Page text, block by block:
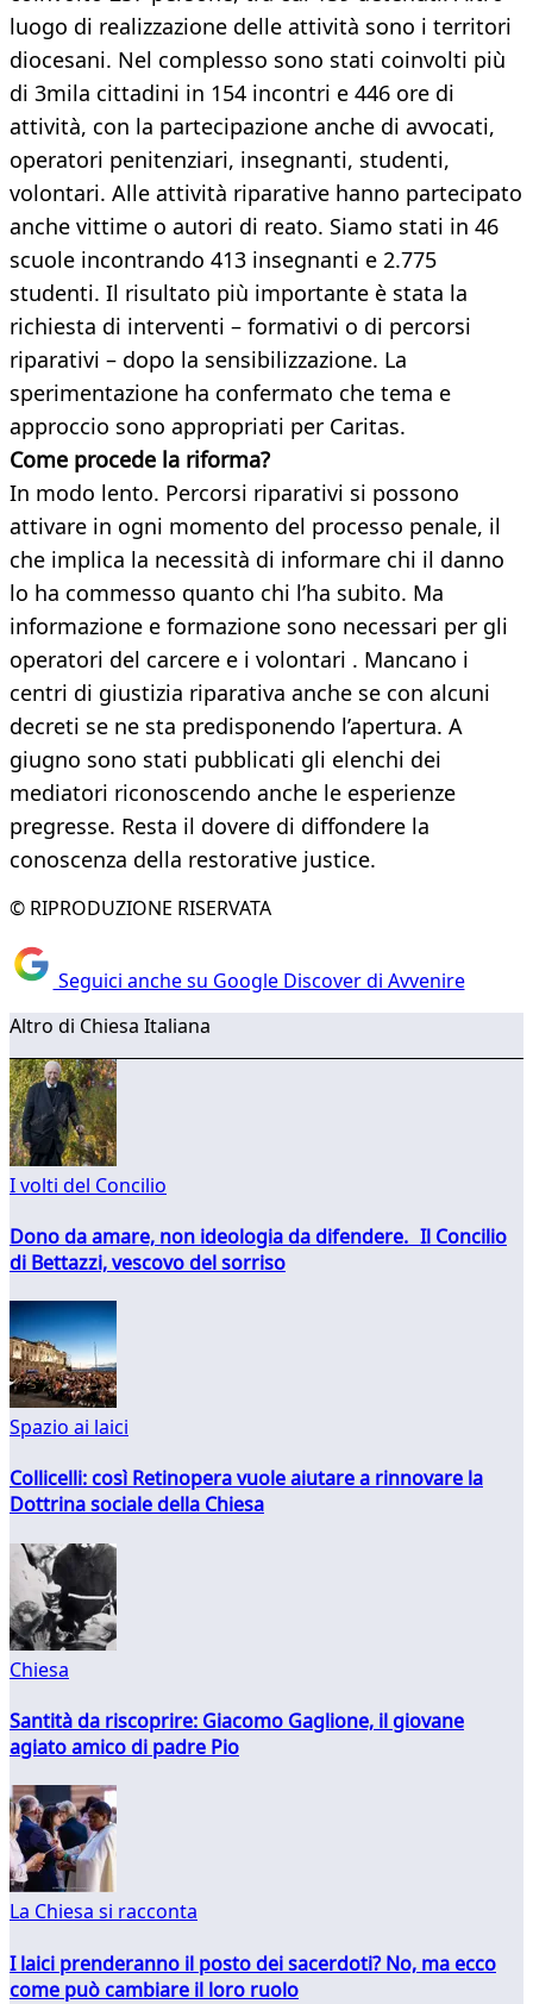
luogo di realizzazione delle attività sono i territori
diocesani. Nel complesso sono stati coinvolti più
di 3mila cittadini in 154 incontri e 446 ore di
attività, con la partecipazione anche di avvocati,
operatori penitenziari, insegnanti, studenti,
volontari. Alle attività riparative hanno partecipato
anche vittime o autori di reato. Siamo stati in 46
scuole incontrando 413 insegnanti e 2.775
studenti. Il risultato più importante è stata la
richiesta di interventi – formativi o di percorsi
riparativi – dopo la sensibilizzazione. La
sperimentazione ha confermato che tema e
approccio sono appropriati per Caritas.
Come procede la riforma?
In modo lento. Percorsi riparativi si possono
attivare in ogni momento del processo penale, il
che implica la necessità di informare chi il danno
lo ha commesso quanto chi l’ha subito. Ma
informazione e formazione sono necessari per gli
operatori del carcere e i volontari . Mancano i
centri di giustizia riparativa anche se con alcuni
decreti se ne sta predisponendo l’apertura. A
giugno sono stati pubblicati gli elenchi dei
mediatori riconoscendo anche le esperienze
pregresse. Resta il dovere di diffondere la
conoscenza della restorative justice.
© RIPRODUZIONE RISERVATA
Seguici anche su Google Discover di Avvenire
Altro di Chiesa Italiana
I volti del Concilio
Dono da amare, non ideologia da difendere. Il Concilio
di Bettazzi, vescovo del sorriso
Spazio ai laici
Collicelli: così Retinopera vuole aiutare a rinnovare la
Dottrina sociale della Chiesa
Chiesa
Santità da riscoprire: Giacomo Gaglione, il giovane
agiato amico di padre Pio
La Chiesa si racconta
I laici prenderanno il posto dei sacerdoti? No, ma ecco
come può cambiare il loro ruolo